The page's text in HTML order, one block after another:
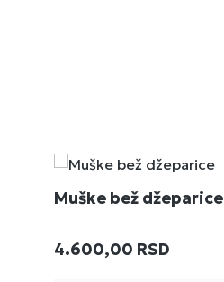
Muške bež džeparice
Redovna cena:
4.600,00 RSD